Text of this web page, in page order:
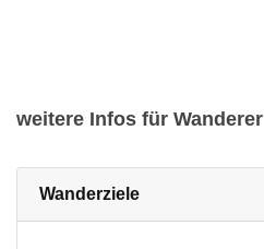
weitere Infos für Wanderer
Wanderziele